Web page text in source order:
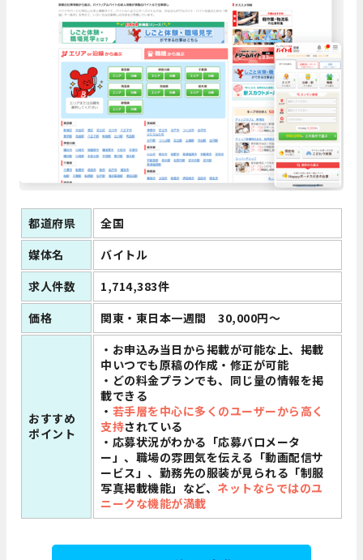
都道府県
全国
媒体名
バイトル
求人件数
1,714,383件
価格
関東・東日本一週間 30,000円～
おすすめ
ポイント
・お申込み当日から掲載が可能な上、掲載
中いつでも原稿の作成・修正が可能
・どの料金プランでも、同じ量の情報を掲
載できる
・ 若手層を中心に多くのユーザーから高く
支持されている
・応募状況がわかる「応募バロメータ
ー」、職場の雰囲気を伝える「動画配信サ
ービス」、勤務先の服装が見られる「制服
写真掲載機能」など、 ネットならではのユ
ニークな機能が満載